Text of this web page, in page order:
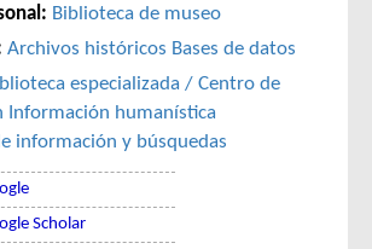
Biblioteca de museo
Archivos históricos Bases de datos
especializada / Centro de
Información humanística
información y búsquedas
Scholar